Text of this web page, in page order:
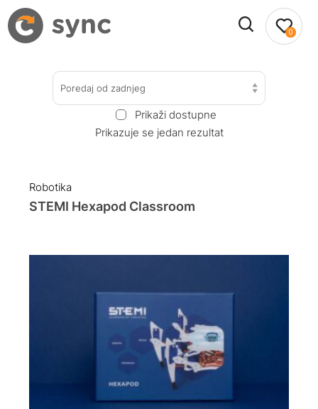
0
Poredaj od zadnjeg
Prikaži dostupne
Prikazuje se jedan rezultat
Robotika
STEMI Hexapod Classroom